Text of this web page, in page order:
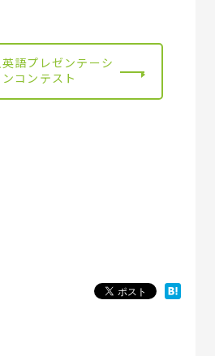
語プレゼンテーシ
ンコンテスト